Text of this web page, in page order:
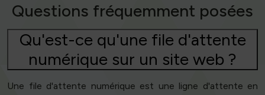
Questions fréquemment posées
Qu'est-ce qu'une file d'attente
numérique sur un site web ?
Une file d'attente numérique est une ligne d'attente en